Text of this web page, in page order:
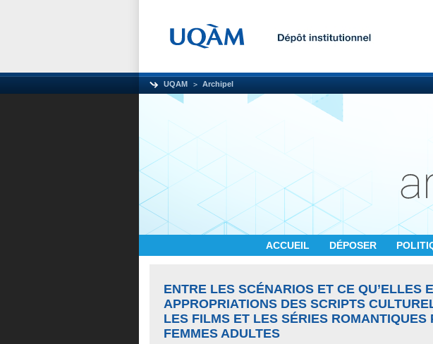
UQAM Archipel
ACCUEIL DÉPOSER
ENTRE LES SCÉNARIOS ET CE QU’ELLES
APPROPRIATIONS DES SCRIPTS
LES FILMS ET LES SÉRIES ROMANTIQUES
FEMMES ADULTES